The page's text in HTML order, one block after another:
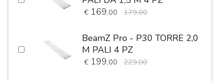
€ 169,00 179,00
BeamZ Pro - P30 TORRE 2,0
M PALI 4 PZ
€ 199,00 229,00